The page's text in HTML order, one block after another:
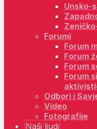
Unsko-
Forumi
Forum
Forum
Forum
Forum
Odbori i
Video
Fotografije
Naši ljudi